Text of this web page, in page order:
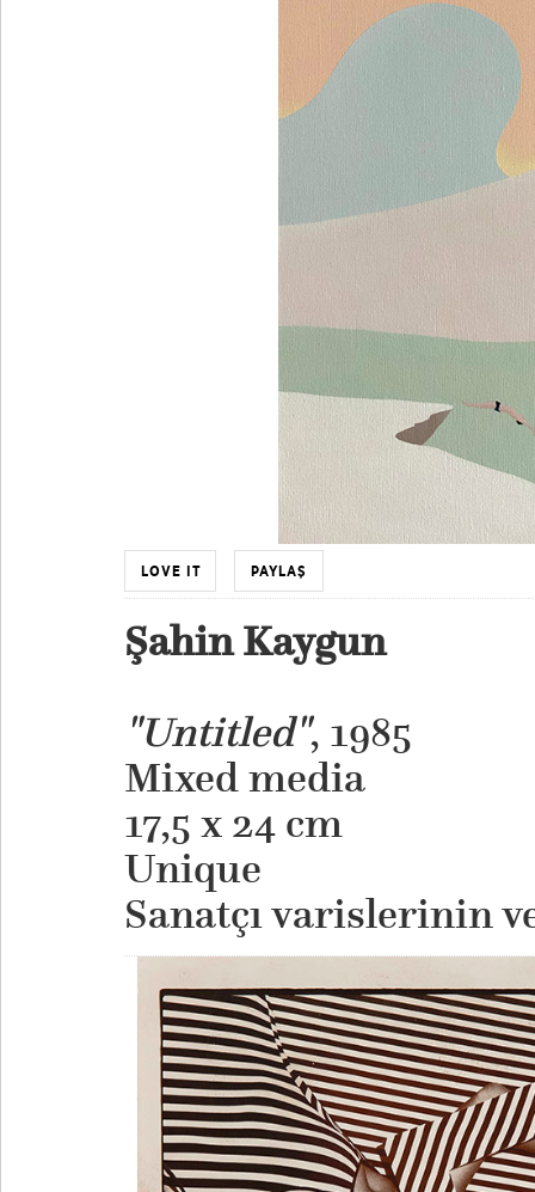
LOVE IT PAYLAŞ
Şahin Kaygun
"Untitled", 1985
Mixed media
17,5 x 24 cm
Unique
​Sanatçı varislerinin